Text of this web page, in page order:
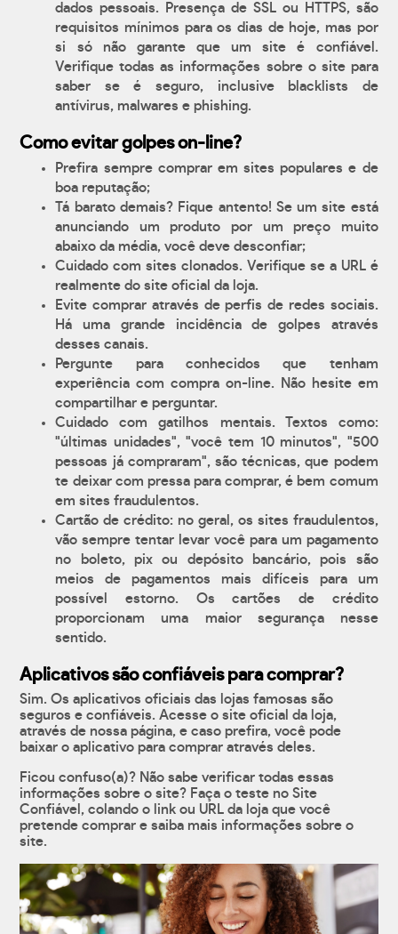
dados pessoais. Presença de SSL ou HTTPS, são
requisitos mínimos para os dias de hoje, mas por
si só não garante que um site é confiável.
Verifique todas as informações sobre o site para
saber se é seguro, inclusive blacklists de
antívirus, malwares e phishing.
Como evitar golpes on-line?
Prefira sempre comprar em sites populares e de
boa reputação;
Tá barato demais? Fique antento! Se um site está
anunciando um produto por um preço muito
abaixo da média, você deve desconfiar;
Cuidado com sites clonados. Verifique se a URL é
realmente do site oficial da loja.
Evite comprar através de perfis de redes sociais.
Há uma grande incidência de golpes através
desses canais.
Pergunte para conhecidos que tenham
experiência com compra on-line. Não hesite em
compartilhar e perguntar.
Cuidado com gatilhos mentais. Textos como:
"últimas unidades", "você tem 10 minutos", "500
pessoas já compraram", são técnicas, que podem
te deixar com pressa para comprar, é bem comum
em sites fraudulentos.
Cartão de crédito: no geral, os sites fraudulentos,
vão sempre tentar levar você para um pagamento
no boleto, pix ou depósito bancário, pois são
meios de pagamentos mais difíceis para um
possível estorno. Os cartões de crédito
proporcionam uma maior segurança nesse
sentido.
Aplicativos são confiáveis para comprar?
Sim. Os aplicativos oficiais das lojas famosas são
seguros e confiáveis. Acesse o site oficial da loja,
através de nossa página, e caso prefira, você pode
baixar o aplicativo para comprar através deles.
Ficou confuso(a)? Não sabe verificar todas essas
informações sobre o site? Faça o teste no Site
Confiável, colando o link ou URL da loja que você
pretende comprar e saiba mais informações sobre o
site.